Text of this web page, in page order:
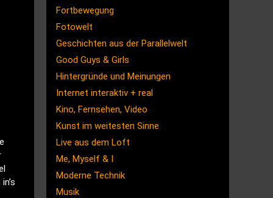
Fortbewegung
Fotowelt
Geschichten aus der Parallelwelt
Good Guys & Girls
Hintergründe und Meinungen
Internet interaktiv + real
Kino, Fernsehen, Video
Kunst im weitesten Sinne
Live aus dem Loft
Me, Myself & I
Moderne Technik
Musik